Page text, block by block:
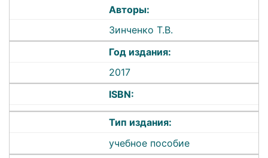
Авторы:
Зинченко Т.В.
Год издания:
2017
ISBN:
Тип издания:
учебное пособие